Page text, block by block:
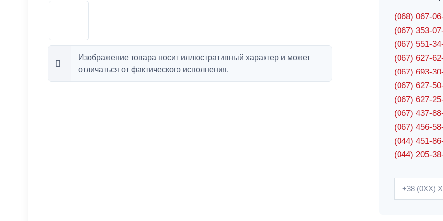
Изображение товара носит иллюстративный характер и может
отличаться от фактического исполнения.
(068) 067-
(067) 353-
(067) 551-
(067) 627-
(067) 693-
(067) 627-
(067) 627-
(067) 437-
(067) 456-
(044) 451-
(044) 205-